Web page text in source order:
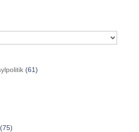
(61)